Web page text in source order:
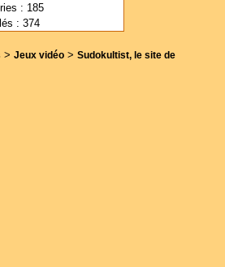
: 185
: 374
> Jeux vidéo > Sudokultist, le site de